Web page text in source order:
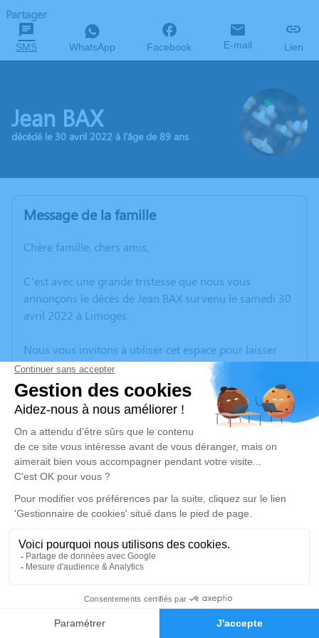
Faire-part Hommages
Partager
SMS WhatsApp Facebook E-mail Lien
Jean BAX
décédé le 30 avril 2022 à l'âge de 89 ans
Message de la famille
Chère famille, chers amis,
C’est avec une grande tristesse que nous vous
annonçons le décès de Jean BAX survenu le samedi 30
avril 2022 à Limoges.
Nous vous invitons à utiliser cet espace pour laisser
vos condoléances, partager des photos souvenirs, une
anecdote ou exprimer vos pensées à travers des
poèmes ou des textes. Cet endroit est un lieu
d'expression dédié à honorer la mémoire de Jean BAX.
Un service de plantation d’arbre hommage est
disponible ici.
Je rends hommage
Crémation
mercredi 04 mai 2022 à 11h00
la-Perche
21 rue Marie Curie BP48